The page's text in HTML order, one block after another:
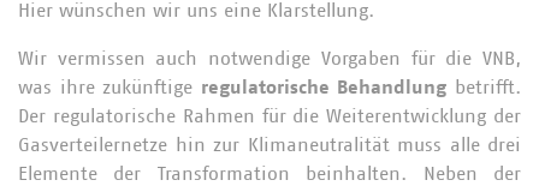
Hier wünschen wir uns eine Klarstellung.
Wir vermissen auch notwendige Vorgaben für die VNB,
was ihre zukünftige regulatorische Behandlung betrifft.
Der regulatorische Rahmen für die Weiterentwicklung der
Gasverteilernetze hin zur Klimaneutralität muss alle drei
Elemente der Transformation beinhalten. Neben der